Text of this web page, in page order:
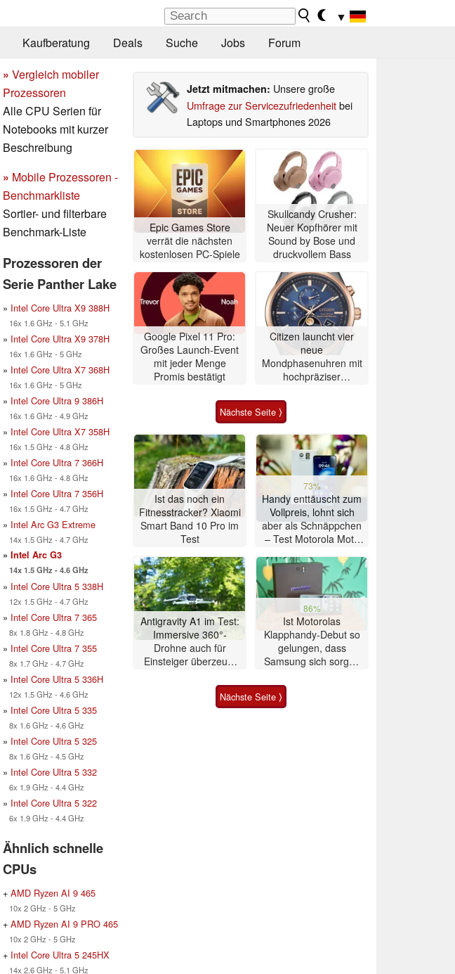
▼
Kaufberatung Deals Suche Jobs Forum
» Vergleich mobiler
Prozessoren
Alle CPU Serien für
Notebooks mit kurzer
Beschreibung
» Mobile Prozessoren -
Benchmarkliste
Sortier- und filterbare
Benchmark-Liste
Prozessoren der
Serie Panther Lake
» Intel Core Ultra X9 388H
16x 1.6 GHz - 5.1 GHz
» Intel Core Ultra X9 378H
16x 1.6 GHz - 5 GHz
» Intel Core Ultra X7 368H
16x 1.6 GHz - 5 GHz
» Intel Core Ultra 9 386H
16x 1.6 GHz - 4.9 GHz
» Intel Core Ultra X7 358H
16x 1.5 GHz - 4.8 GHz
» Intel Core Ultra 7 366H
16x 1.6 GHz - 4.8 GHz
» Intel Core Ultra 7 356H
16x 1.5 GHz - 4.7 GHz
» Intel Arc G3 Extreme
14x 1.5 GHz - 4.7 GHz
» Intel Arc G3
14x 1.5 GHz - 4.6 GHz
» Intel Core Ultra 5 338H
12x 1.5 GHz - 4.7 GHz
» Intel Core Ultra 7 365
8x 1.8 GHz - 4.8 GHz
» Intel Core Ultra 7 355
8x 1.7 GHz - 4.7 GHz
» Intel Core Ultra 5 336H
12x 1.5 GHz - 4.6 GHz
» Intel Core Ultra 5 335
8x 1.6 GHz - 4.6 GHz
» Intel Core Ultra 5 325
8x 1.6 GHz - 4.5 GHz
» Intel Core Ultra 5 332
6x 1.9 GHz - 4.4 GHz
» Intel Core Ultra 5 322
6x 1.9 GHz - 4.4 GHz
Ähnlich schnelle
CPUs
+ AMD Ryzen AI 9 465
10x 2 GHz - 5 GHz
+ AMD Ryzen AI 9 PRO 465
10x 2 GHz - 5 GHz
+ Intel Core Ultra 5 245HX
14x 2.6 GHz - 5.1 GHz
Jetzt mitmachen: Unsere große
Umfrage zur Servicezufriedenheitbei
Laptops und Smartphones 2026
Epic Games Store
verrät die nächsten
kostenlosen PC-Spiele
Skullcandy Crusher:
Neuer Kopfhörer mit
Sound by Bose und
druckvollem Bass
Google Pixel 11 Pro:
Großes Launch-Event
mit jeder Menge
Promis bestätigt
Citizen launcht vier
neue
Mondphasenuhren mit
hochpräziser
Nächste Seite ⟩
Ist das noch ein
Fitnesstracker? Xiaomi
Smart Band 10 Pro im
Test
73%
Handy enttäuscht zum
Vollpreis, lohnt sich
aber als Schnäppchen
– Test Motorola Moto
Antigravity A1 im Test:
Immersive 360°-
Drohne auch für
Einsteiger überzeugt
86%
Ist Motorolas
Klapphandy-Debut so
gelungen, dass
Samsung sich sorgen
Smartphone im Test
Nächste Seite ⟩